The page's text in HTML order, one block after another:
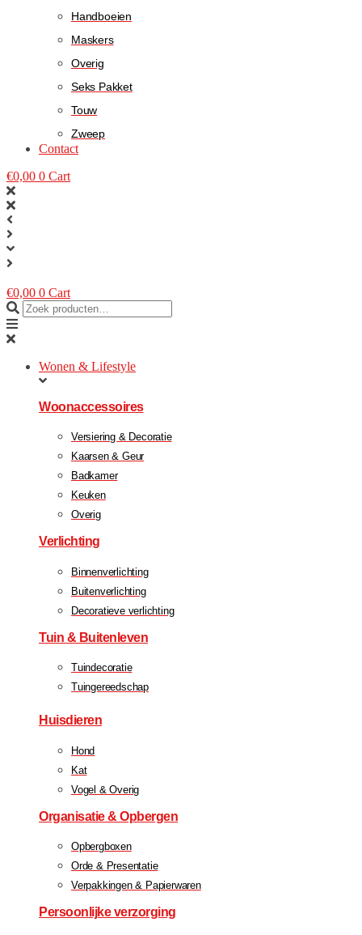
Handboeien
Maskers
Overig
Seks Pakket
Touw
Zweep
Contact
€0,00 0 Cart
€0,00 0 Cart
Wonen & Lifestyle
Woonaccessoires
Versiering & Decoratie
Kaarsen & Geur
Badkamer
Keuken
Overig
Verlichting
Binnenverlichting
Buitenverlichting
Decoratieve verlichting
Tuin & Buitenleven
Tuindecoratie
Tuingereedschap
Huisdieren
Hond
Kat
Vogel & Overig
Organisatie & Opbergen
Opbergboxen
Orde & Presentatie
Verpakkingen & Papierwaren
Persoonlijke verzorging